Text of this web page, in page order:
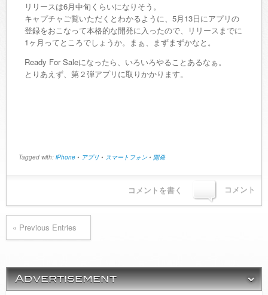
リリースは6月中旬くらいになりそう。
キャプチャご覧いただくとわかるように、5月13日にアプリの
登録をおこなって本格的な開発に入ったので、リリースまでに
1ヶ月ってところでしょうか。まぁ、まずまずかなと。
Ready For Saleになったら、いろいろやることあるなぁ。
とりあえず、第２弾アプリに取りかかります。
Tagged with: iPhone • アプリ • スマートフォン • 開発
コメント
コメントを書く
« Previous Entries